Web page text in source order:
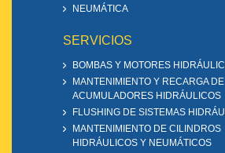
NEUMÁTICA
SERVICIOS
BOMBAS Y MOTORES
MANTENIMIENTO Y RECARGA DE
ACUMULADORES HIDRÁULICOS
FLUSHING DE SISTEMAS
MANTENIMIENTO DE CILINDROS
HIDRÁULICOS Y NEUMÁTICOS